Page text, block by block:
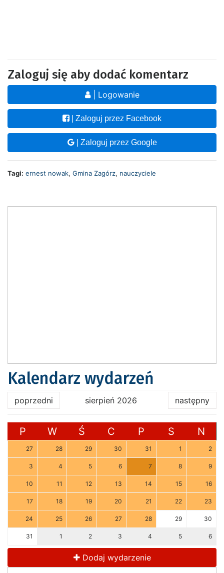
Zaloguj się aby dodać komentarz
| Logowanie
| Zaloguj przez Facebook
| Zaloguj przez Google
Tagi: ernest nowak, Gmina Zagórz, nauczyciele
Kalendarz wydarzeń
poprzedni sierpień 2026 następny
P W Ś C P S N
27 28 29 30 31 1 2
3 4 5 6 7 8 9
10 11 12 13 14 15 16
17 18 19 20 21 22 23
24 25 26 27 28 29 30
31 1 2 3 4 5 6
Dodaj wydarzenie